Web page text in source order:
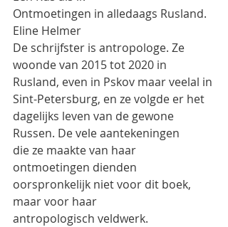
Ontmoetingen in alledaags Rusland.
Eline Helmer
De schrijfster is antropologe. Ze
woonde van 2015 tot 2020 in
Rusland, even in Pskov maar veelal in
Sint-Petersburg, en ze volgde er het
dagelijks leven van de gewone
Russen. De vele aantekeningen
die ze maakte van haar
ontmoetingen dienden
oorspronkelijk niet voor dit boek,
maar voor haar
antropologisch veldwerk.